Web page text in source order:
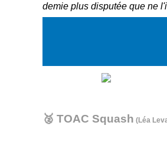
demie plus disputée que ne
🥈 TOAC Squash (Léa